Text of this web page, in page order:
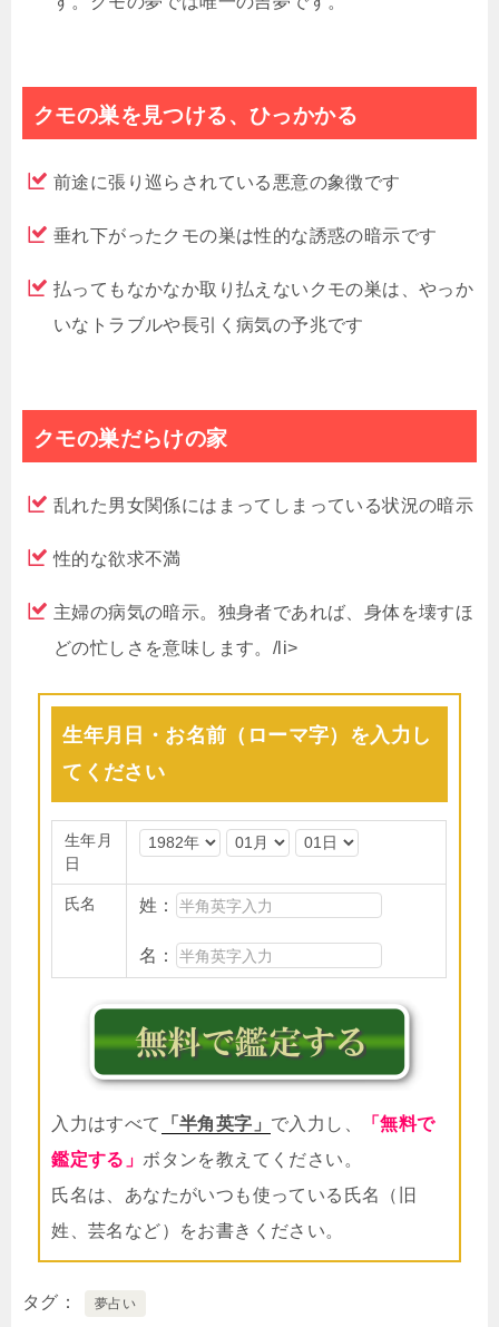
クモの巣を見つける、ひっかかる
前途に張り巡らされている悪意の象徴です
垂れ下がったクモの巣は性的な誘惑の暗示です
払ってもなかなか取り払えないクモの巣は、やっか
いなトラブルや長引く病気の予兆です
クモの巣だらけの家
乱れた男女関係にはまってしまっている状況の暗示
性的な欲求不満
主婦の病気の暗示。独身者であれば、身体を壊すほ
どの忙しさを意味します。/li>
生年月日・お名前（ローマ字）を入力し
てください
生年月
日
氏名 姓：
名：
入力はすべて 「半角英字」 で入力し、
「無料で
鑑定する」 ボタンを教えてください。
氏名は、あなたがいつも使っている氏名（旧
姓、芸名など）をお書きください。
タグ 夢占い